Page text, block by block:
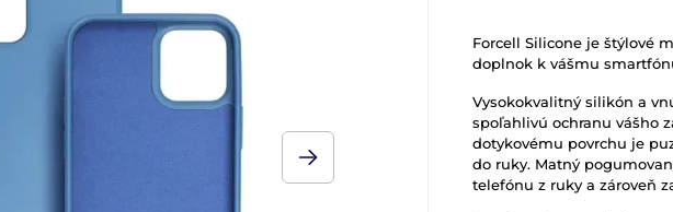
Forcell Silicone je štýlové
doplnok k vášmu
Vysokokvalitný silikón a
spoľahlivú ochranu vášho
dotykovému povrchu je
do ruky. Matný
telefónu z ruky a zároveň